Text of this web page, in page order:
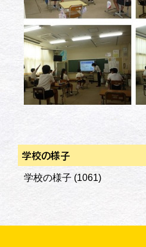
学校の様子
学校の様子 (1061)